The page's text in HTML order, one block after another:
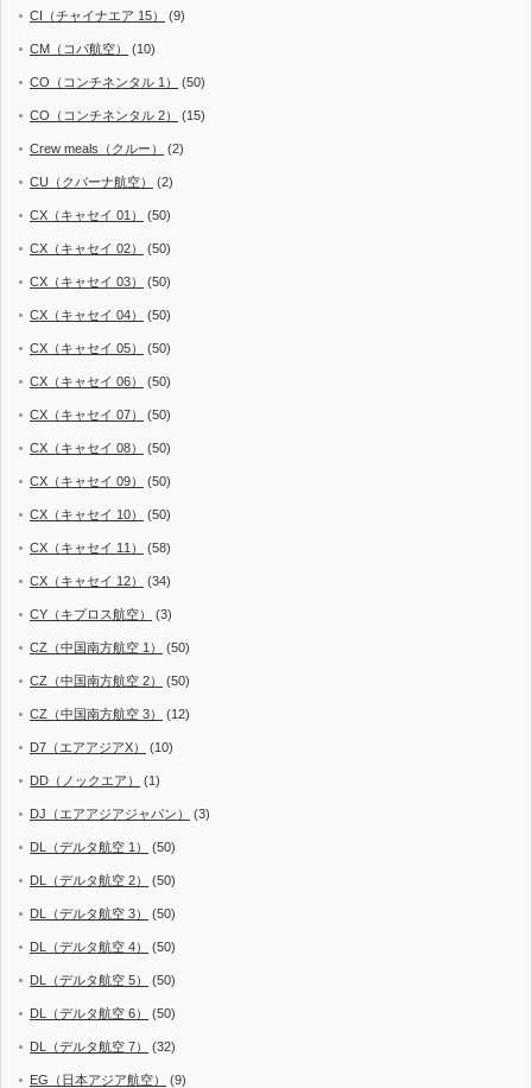
CI（チャイナエア 15） (9)
CM（コパ航空） (10)
CO（コンチネンタル 1） (50)
CO（コンチネンタル 2） (15)
Crew meals（クルー） (2)
CU（クバーナ航空） (2)
CX（キャセイ 01） (50)
CX（キャセイ 02） (50)
CX（キャセイ 03） (50)
CX（キャセイ 04） (50)
CX（キャセイ 05） (50)
CX（キャセイ 06） (50)
CX（キャセイ 07） (50)
CX（キャセイ 08） (50)
CX（キャセイ 09） (50)
CX（キャセイ 10） (50)
CX（キャセイ 11） (58)
CX（キャセイ 12） (34)
CY（キプロス航空） (3)
CZ（中国南方航空 1） (50)
CZ（中国南方航空 2） (50)
CZ（中国南方航空 3） (12)
D7（エアアジアX） (10)
DD（ノックエア） (1)
DJ（エアアジアジャパン） (3)
DL（デルタ航空 1） (50)
DL（デルタ航空 2） (50)
DL（デルタ航空 3） (50)
DL（デルタ航空 4） (50)
DL（デルタ航空 5） (50)
DL（デルタ航空 6） (50)
DL（デルタ航空 7） (32)
EG（日本アジア航空） (9)